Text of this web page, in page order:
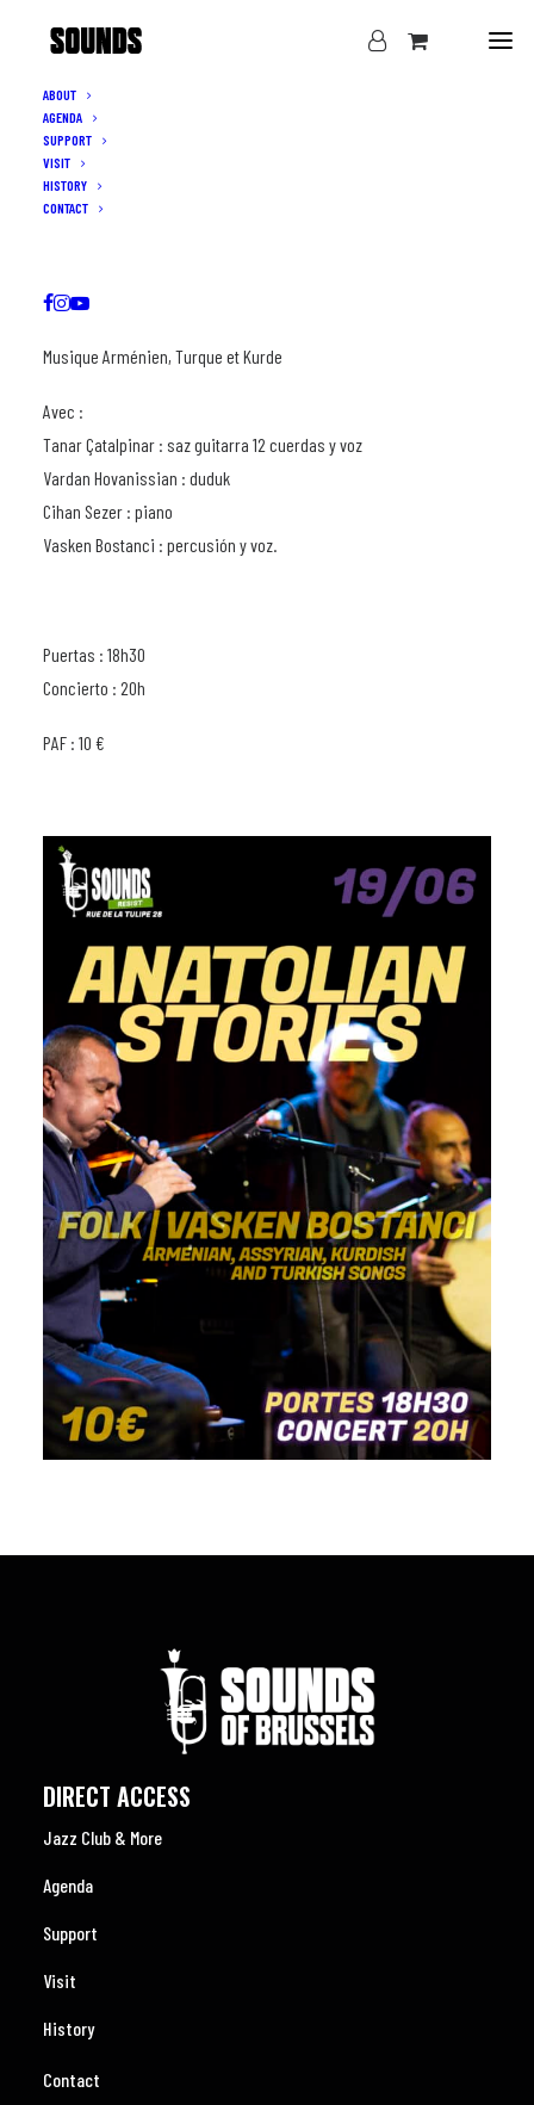
ABOUT
AGENDA
SUPPORT
VISIT
HISTORY
CONTACT
ethnique Anatolian Stories !
Musique Arménien, Turque et Kurde
Avec :
Tanar Çatalpinar : saz guitarra 12 cuerdas y voz
Vardan Hovanissian : duduk
Cihan Sezer : piano
Vasken Bostanci : percusión y voz.
Puertas : 18h30
Concierto : 20h
PAF : 10 €
DIRECT ACCESS
Jazz Club & More
Agenda
Support
Visit
History
Contact